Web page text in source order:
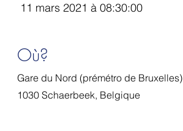
11 mars 2021 à 08:30:00
Où?
Gare du Nord (prémétro de Bruxelles)
1030 Schaerbeek, Belgique